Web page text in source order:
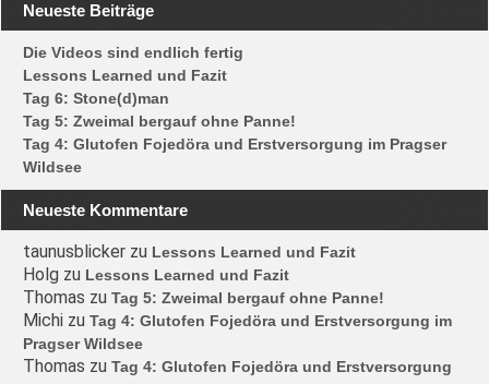
Neueste Beiträge
Die Videos sind endlich fertig
Lessons Learned und Fazit
Tag 6: Stone(d)man
Tag 5: Zweimal bergauf ohne Panne!
Tag 4: Glutofen Fojedöra und Erstversorgung im Pragser
Wildsee
Neueste Kommentare
taunusblicker zu Lessons Learned und Fazit
Holg zu Lessons Learned und Fazit
Thomas zu Tag 5: Zweimal bergauf ohne Panne!
Michi zu Tag 4: Glutofen Fojedöra und Erstversorgung im
Pragser Wildsee
Thomas zu Tag 4: Glutofen Fojedöra und Erstversorgung